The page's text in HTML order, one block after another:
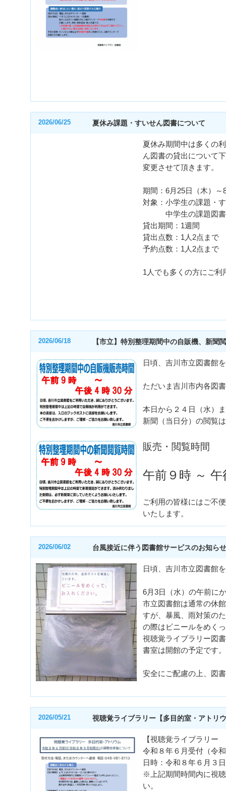
2026/06/25 夏休み課題・すいせん図書について
夏休み期間中は多くの
ん図書の貸出について
変更させて頂きます。
期間：6月25日（木）～
対象：小学生の課題・
中学生の課題図書
貸出期間：1週間
貸出点数：1人2点まで
予約点数：1人2点まで
1人でも多くの方にご利
2026/06/18 【市立】特別整理期間中の自販機、新聞
日頃、吉川市立図書館
ただいま吉川市内各図
本日から２４日（水）
新聞（当日分）の閲覧
販売・閲覧時間
午前９時 ～
ご利用の皆様にはご不
いたします。
2026/06/02 台風接近に伴う図書館サービスのお知らせ
日頃、吉川市立図書館
6月3日（水）の午前に
市立図書館は通常の休
すが、暴風、雨対策の
の際はビニールをめく
視聴覚ライブラリー図
書室は開館の予定です。
安全にご配慮の上、図
2026/05/21 視聴覚ライブラリー【多目的室・アトリ
【視聴覚ライブラリー
令和８年６月受付（令
日時：令和８年６月３
※上記期間時間内に視
い。